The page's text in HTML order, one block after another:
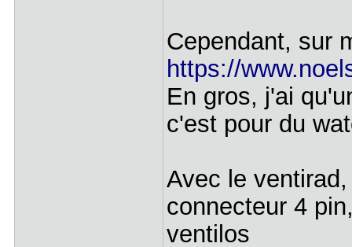
Cependant, sur
https://
En gros, j'ai
c'est pour du
Avec le
connecteur 4
ventilos